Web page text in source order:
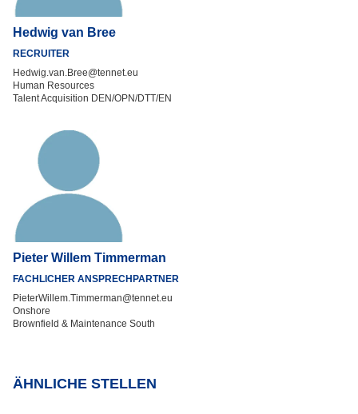
Hedwig van Bree
RECRUITER
Hedwig.van.Bree@tennet.eu
Human Resources
Talent Acquisition DEN/OPN/DTT/EN
Pieter Willem Timmerman
FACHLICHER ANSPRECHPARTNER
PieterWillem.Timmerman@tennet.eu
Onshore
Brownfield & Maintenance South
ÄHNLICHE STELLEN